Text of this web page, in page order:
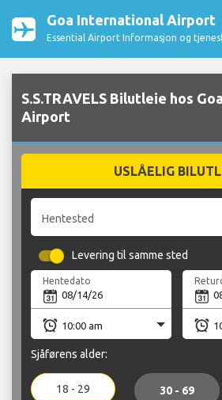
Goa International Airport
Essential Airport Informasjon og
S.S.TRAVELS Bilutleie hos
Airport
USLÅELIG
Hentested
Levering til samme sted
Hentedato
Sjåførens alder:
18 - 29 30 - 69